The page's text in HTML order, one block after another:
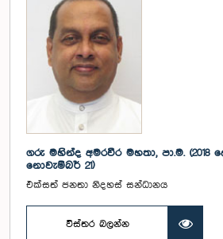
ගරු මහින්ද අමරවීර මහතා, පා.ම. (2018
නොවැම්බර් 21)
එක්සත් ජනතා නිදහස් සන්ධානය
විස්තර බලන්න